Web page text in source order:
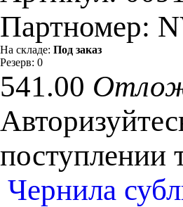
Партномер:
На складе: Под заказ
Резерв: 0
541.00
поступлении
Чернила